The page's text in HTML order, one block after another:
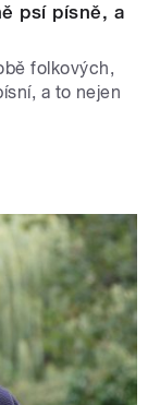
psí písně, a
folkových,
a to nejen